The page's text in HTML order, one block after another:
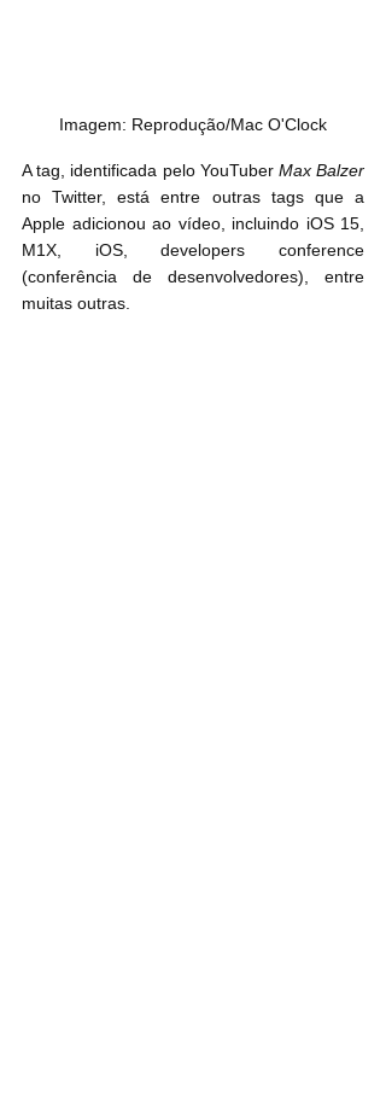
Imagem: Reprodução/Mac O'Clock
A tag, identificada pelo YouTuber Max Balzer
no Twitter, está entre outras tags que a
Apple adicionou ao vídeo, incluindo iOS 15,
M1X, iOS, developers conference
(conferência de desenvolvedores), entre
muitas outras.